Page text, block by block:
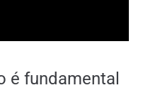
é fundamental